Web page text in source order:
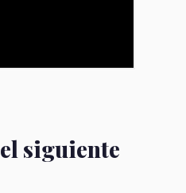
siguiente